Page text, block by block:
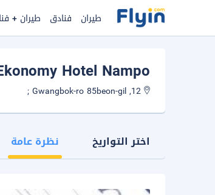
طيران فنادق طيران +
Hotel Nampo
اختر التواريخ نظرة عامة